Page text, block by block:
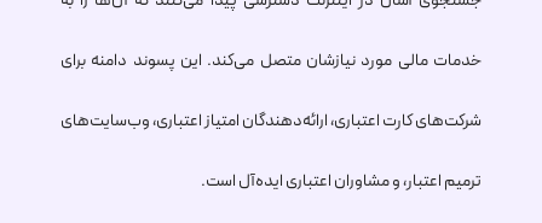
خدمات مالی مورد نیازشان متصل می‌کند. این پسوند دامنه برای
شرکت‌های کارت اعتباری، ارائه‌دهندگان امتیاز اعتباری، وب‌سایت‌های
ترمیم اعتبار، و مشاوران اعتباری ایده‌آل است.